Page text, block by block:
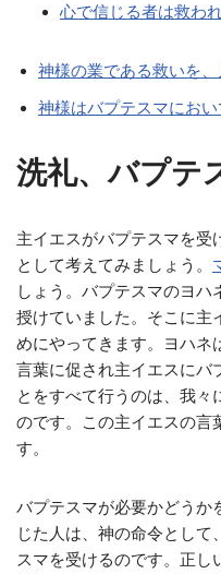
心で信じる者は救わ
神様の業である救いを
神様はバプテスマにお
洗礼、バプテ
主イエスがバプテスマを受
として考えてみましょう。
しょう。バプテスマのヨ
授けていました。そこに主
めにやってきます。ヨハネ
言葉に促され主イエスにバ
とをすべて行うのは、我々
のです。この主イエスの言
す。
バプテスマが必要かどうか
じた人は、神の命令とし
スマを受けるのです。正し